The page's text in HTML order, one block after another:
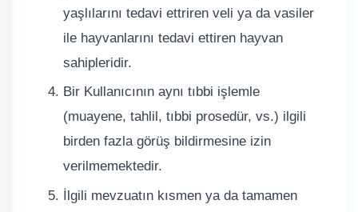
yaşlılarını tedavi ettriren veli ya da vasiler
ile hayvanlarını tedavi ettiren hayvan
sahipleridir.
Bir Kullanıcının aynı tıbbi işlemle
(muayene, tahlil, tıbbi prosedür, vs.) ilgili
birden fazla görüş bildirmesine izin
verilmemektedir.
İlgili mevzuatın kısmen ya da tamamen